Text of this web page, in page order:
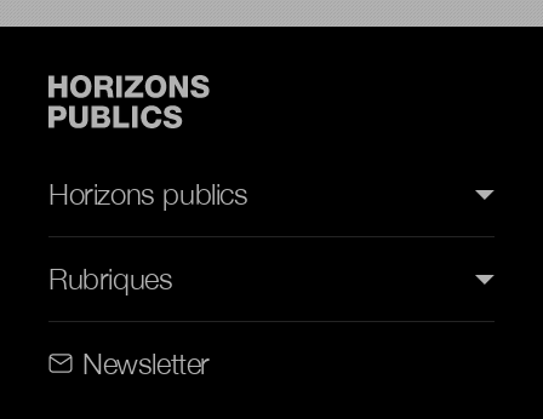
Horizons publics
Rubriques
Newsletter